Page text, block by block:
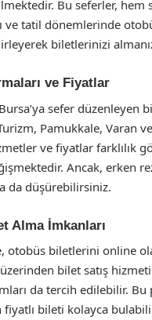
Bu seferler, hem
ve tatil dönemlerinde
biletlerinizi
ve Fiyatlar
sefer düzenleyen
Pamukkale, Varan
ve fiyatlar farklılık
Ancak, erken
da düşürebilirsiniz.
Alma İmkanları
otobüs biletlerini online
bilet satış
da tercih edilebilir.
fiyatlı bileti kolayca